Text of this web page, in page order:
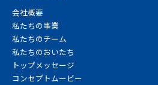
会社概要
私たちの事業
私たちのチーム
私たちのおいたち
トップメッセージ
コンセプトムービー